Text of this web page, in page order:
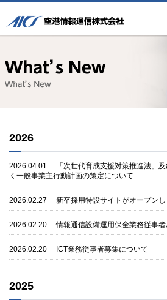
2026
2026.04.01
「次世代育成支援対策推進法」
く一般事業主行動計画の策定について
2026.02.27 新卒採用特設サイトがオープンし
2026.02.20 情報通信設備運用保全業務従事
2026.02.20 ICT業務従事者募集について
2025